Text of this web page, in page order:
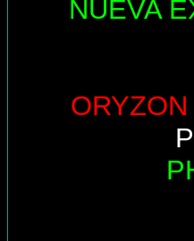
NUEVA